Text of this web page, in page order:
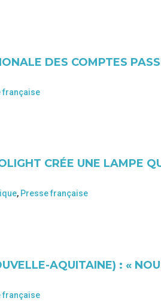
DES COMPTES
française
CRÉE UNE LAMPE
, Presse française
AQUITAINE) : «
française